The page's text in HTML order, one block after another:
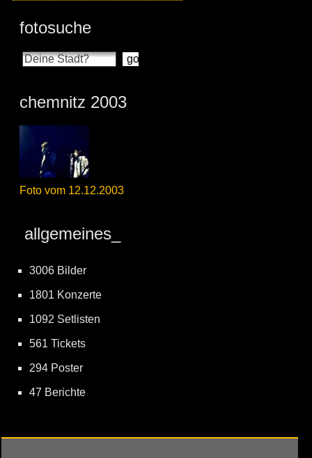
fotosuche
chemnitz 2003
Foto vom 12.12.2003
allgemeines_
3006 Bilder
1801 Konzerte
1092 Setlisten
561 Tickets
294 Poster
47 Berichte